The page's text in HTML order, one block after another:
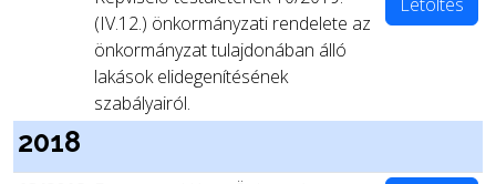
(IV.12.) önkormányzati rendelete az
önkormányzat tulajdonában álló
lakások elidegenítésének
szabályairól.
2018